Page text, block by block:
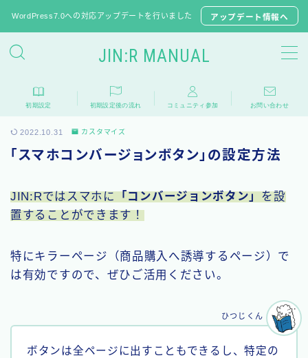
WordPress7.0への対応アップデートを行いました アップデート情報へ
JIN:R MANUAL
JIN:Rの初期設定
よくある質問
アップデート情報
初期設定 初期設定後の流れ コミュニティ参加 お問い合わせ
2022.10.31 カスタマイズ
「スマホコンバージョンボタン」の設定方法
JIN:Rではスマホに 「コンバージョンボタン」 を設
置することができます！
特にキラーページ（商品購入へ誘導するページ）で
は有効ですので、ぜひご活用ください。
ボタンは全ページに出すこともできるし、特定の
ひつじくん